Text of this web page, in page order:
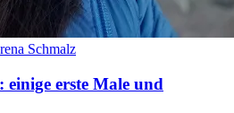
Schmalz
erste Male und